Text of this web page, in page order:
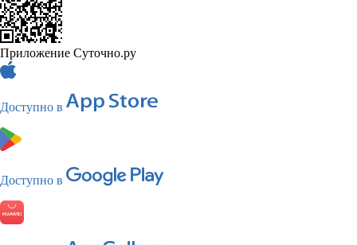
Приложение Суточно.ру
Доступно в
Доступно в